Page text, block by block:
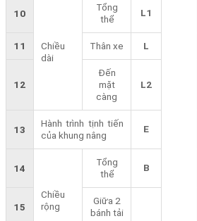
10
Chiều
dài
Tổng
thể
L1
11 Thân xe L
12
Đến
mặt
càng
L2
13
Hành trình tịnh tiến
của khung nâng
E
14
Chiều
rộng
Tổng
thể
B
15
Giữa 2
bánh tải